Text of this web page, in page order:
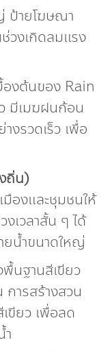
ป้ายโฆษณา
วงเกิดลมแรง
องต้นของ Rain
มีเมฆฝนก้อน
งรวดเร็ว เพื่อ
ถิ่น)
องและชุมชนให้
เวลาสั้น ๆ ได้
ยน้ำขนาดใหญ่
พื้นฐานสีเขียว
ารสร้างสวน
ขียว เพื่อลด